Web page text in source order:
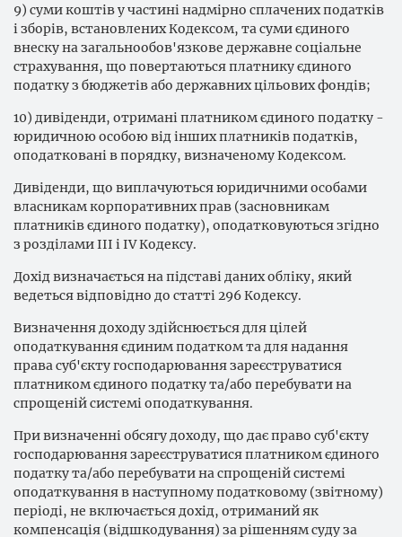
9) суми коштів у частині надмірно сплачених податків
і зборів, встановлених Кодексом, та суми єдиного
внеску на загальнообов'язкове державне соціальне
страхування, що повертаються платнику єдиного
податку з бюджетів або державних цільових фондів;
10) дивіденди, отримані платником єдиного податку -
юридичною особою від інших платників податків,
оподатковані в порядку, визначеному Кодексом.
Дивіденди, що виплачуються юридичними особами
власникам корпоративних прав (засновникам
платників єдиного податку), оподатковуються згідно
з розділами III і IV Кодексу.
Дохід визначається на підставі даних обліку, який
ведеться відповідно до статті 296 Кодексу.
Визначення доходу здійснюється для цілей
оподаткування єдиним податком та для надання
права суб'єкту господарювання зареєструватися
платником єдиного податку та/або перебувати на
спрощеній системі оподаткування.
При визначенні обсягу доходу, що дає право суб'єкту
господарювання зареєструватися платником єдиного
податку та/або перебувати на спрощеній системі
оподаткування в наступному податковому (звітному)
періоді, не включається дохід, отриманий як
компенсація (відшкодування) за рішенням суду за